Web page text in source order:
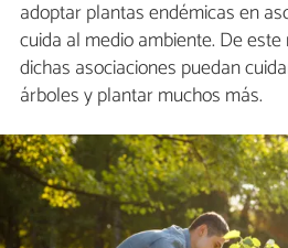
adoptar plantas endémicas en
cuida al medio ambiente. De
dichas asociaciones puedan
árboles y plantar muchos más.